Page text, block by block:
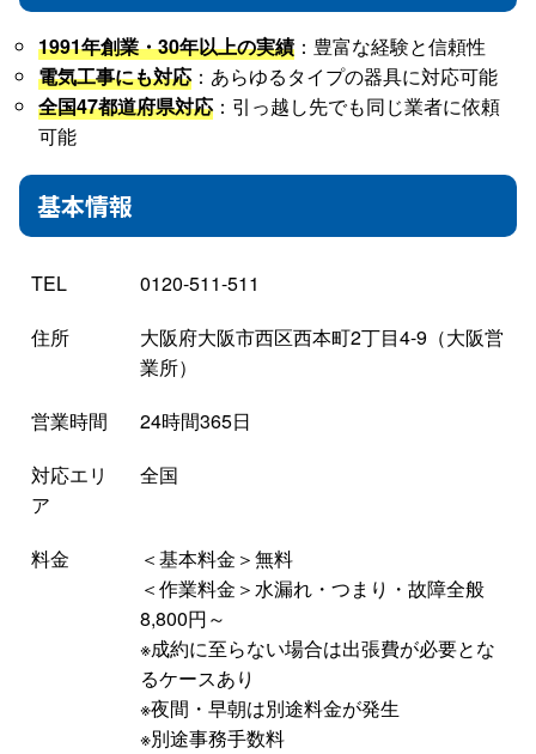
1991年創業・30年以上の実績 ：豊富な経験と信頼性
電気工事にも対応 ：あらゆるタイプの器具に対応可能
全国47都道府県対応 ：引っ越し先でも同じ業者に依頼
可能
基本情報
TEL
0120-511-511
住所
大阪府大阪市西区西本町2丁目4-9（大阪営
業所）
営業時間
24時間365日
対応エリ
ア
全国
料金
＜基本料金＞無料
＜作業料金＞水漏れ・つまり・故障全般
8,800円～
※成約に至らない場合は出張費が必要とな
るケースあり
※夜間・早朝は別途料金が発生
※別途事務手数料